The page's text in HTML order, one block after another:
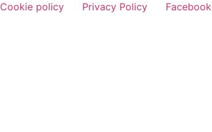
Cookie policy Privacy Policy Facebook